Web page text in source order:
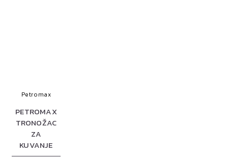
Petromax
PETROMAX
TRONOŽAC
ZA
KUVANJE